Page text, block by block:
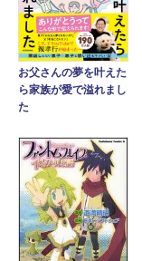
お父さんの夢を叶えた
ら家族が愛で溢れまし
た